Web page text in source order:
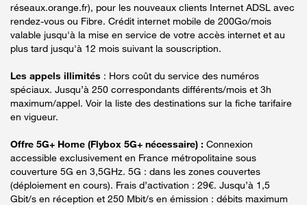
réseaux.orange.fr), pour les nouveaux clients Internet ADSL avec
rendez-vous ou Fibre. Crédit internet mobile de 200Go/mois
valable jusqu'à la mise en service de votre accès internet et au
plus tard jusqu'à 12 mois suivant la souscription.
Les appels illimités : Hors coût du service des numéros
spéciaux. Jusqu’à 250 correspondants différents/mois et 3h
maximum/appel. Voir la liste des destinations sur la fiche tarifaire
en vigueur.
Offre 5G+ Home (Flybox 5G+ nécessaire) : Connexion
accessible exclusivement en France métropolitaine sous
couverture 5G en 3,5GHz. 5G : dans les zones couvertes
(déploiement en cours). Frais d’activation : 29€. Jusqu’à 1,5
Gbit/s en réception et 250 Mbit/s en émission : débits maximum